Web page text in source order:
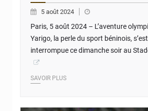
5 août 2024
Paris, 5 août 2024 – L’aventure
Yarigo, la perle du sport béninois,
interrompue ce dimanche soir au
SAVOIR PLUS